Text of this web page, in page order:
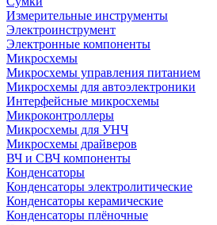
Измерительные инструменты
Электроинструмент
Электронные компоненты
Микросхемы
Микросхемы управления питанием
Микросхемы для автоэлектроники
Интерфейсные микросхемы
Микроконтроллеры
Микросхемы для УНЧ
Микросхемы драйверов
ВЧ и СВЧ компоненты
Конденсаторы
Конденсаторы электролитические
Конденсаторы керамические
Конденсаторы плёночные